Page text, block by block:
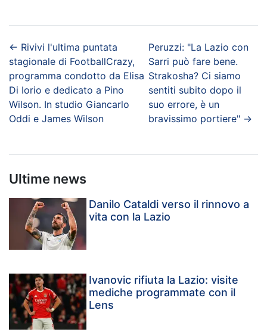
← Rivivi l'ultima puntata
stagionale di FootballCrazy,
programma condotto da Elisa
Di Iorio e dedicato a Pino
Wilson. In studio Giancarlo
Oddi e James Wilson
Peruzzi: "La Lazio con
Sarri può fare bene.
Strakosha? Ci siamo
sentiti subito dopo il
suo errore, è un
bravissimo portiere"→
Ultime news
Danilo Cataldi verso il rinnovo a
vita con la Lazio
Ivanovic rifiuta la Lazio: visite
mediche programmate con il
Lens